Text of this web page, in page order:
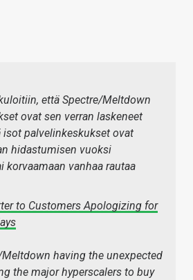
että Spectre/Meltdown
ovat sen verran laskeneet
isot palvelinkeskukset ovat
hidastumisen vuoksi
korvaamaan vanhaa rautaa
to Customers Apologizing for
having the unexpected
the major hyperscalers to buy